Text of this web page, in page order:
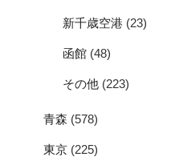
新千歳空港 (23)
函館 (48)
その他 (223)
青森 (578)
東京 (225)